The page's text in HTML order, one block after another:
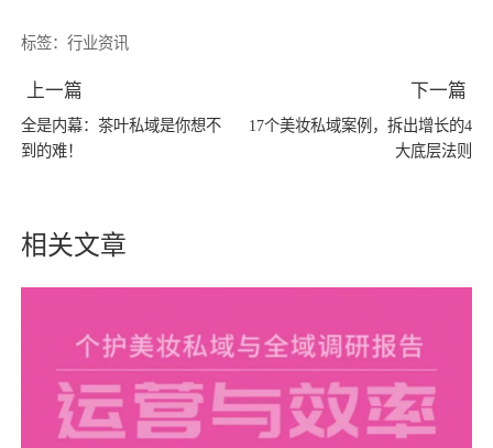
标签：行业资讯
上一篇
全是内幕：茶叶私域是你想不
到的难！
下一篇
17个美妆私域案例，拆出增长的4
大底层法则
相关文章